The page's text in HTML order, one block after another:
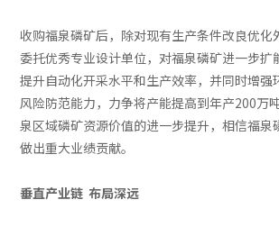
收购福泉磷矿后，除对现有生产条件改良优化
委托优秀专业设计单位，对福泉磷矿进一步扩
提升自动化开采水平和生产效率，并同时增强
风险防范能力，力争将产能提高到年产200万
泉区域磷矿资源价值的进一步提升，相信福泉
做出重大业绩贡献。
垂直产业链 布局深远